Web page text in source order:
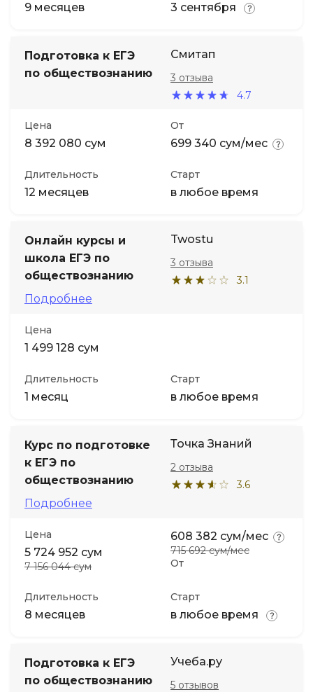
9 месяцев 3 сентября
Подготовка к ЕГЭ
по обществознанию
Смитап
4.7
3 отзыва
Цена
8 392 080 сум
От
699 340 сум/мес
Длительность
12 месяцев
Старт
в любое время
Онлайн курсы и
школа ЕГЭ по
обществознанию
Подробнее
Twostu
3.1
3 отзыва
Цена
1 499 128 сум
Длительность
1 месяц
Старт
в любое время
Курс по подготовке
к ЕГЭ по
обществознанию
Подробнее
Точка Знаний
3.6
2 отзыва
Цена
5 724 952 сум
7 156 044 сум От
608 382 сум/мес
715 692 сум/мес
Длительность
8 месяцев
Старт
в любое время
Подготовка к ЕГЭ
по обществознанию
Учеба.ру
5 отзывов